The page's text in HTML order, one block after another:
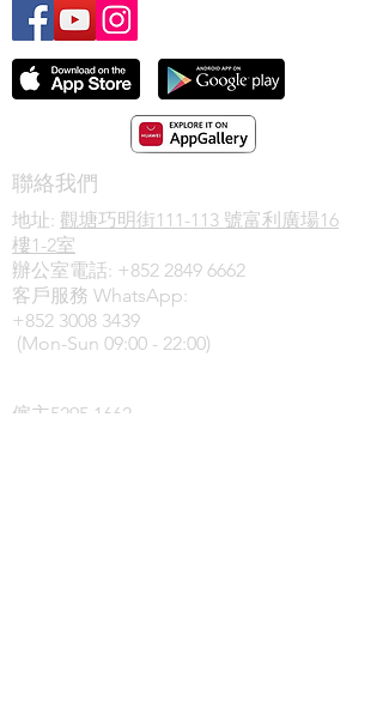
聯絡我們
地址: 觀塘巧明街111-113 號富利廣場16
樓1-2室
辦公室電話: +852 2849 6662
客戶服務 WhatsApp:
+852 3008 3439
(Mon-Sun 09:00 - 22:00)
僱主5295 1662